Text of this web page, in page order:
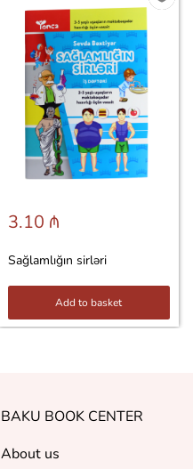
3.10 ₼
Sağlamlığın sirləri
Add to basket
BAKU BOOK CENTER
About us